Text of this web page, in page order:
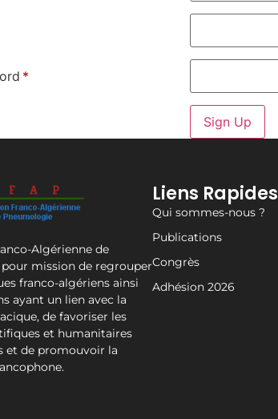
*
Algérienne de
mission de regrouper
franco-algériens ainsi
ayant un lien avec la
de favoriser les
et humanitaires
et de promouvoir la
Liens Rapides
Qui sommes-nous ?
Publications
Congrès
Adhésion 2026